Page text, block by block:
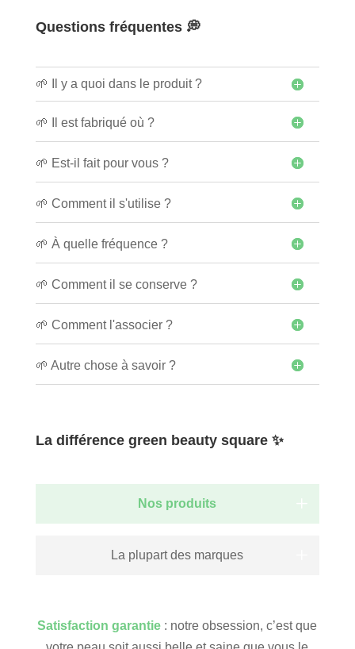
Questions fréquentes 💭
🌱 Il y a quoi dans le produit ?
🌱 Il est fabriqué où ?
🌱 Est-il fait pour vous ?
🌱 Comment il s'utilise ?
🌱 À quelle fréquence ?
🌱 Comment il se conserve ?
🌱 Comment l'associer ?
🌱 Autre chose à savoir ?
La différence green beauty square ✨
Nos produits
La plupart des marques
Satisfaction garantie : notre obsession, c’est que